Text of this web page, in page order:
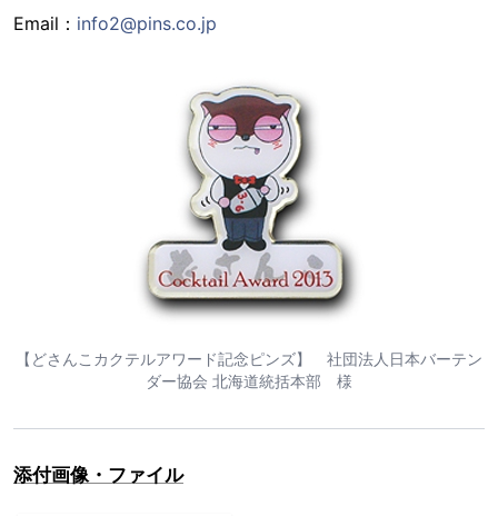
Email： info2@pins.co.jp
【どさんこカクテルアワード記念ピンズ】 社団法人日本バーテン
ダー協会 北海道統括本部 様
添付画像・ファイル